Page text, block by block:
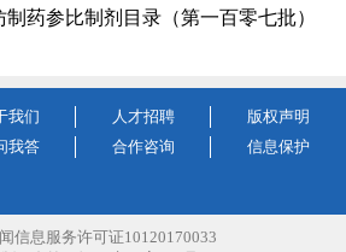
药参比制剂目录（第一百零七批）
我们 人才招聘
版权声明
我答 合作咨询
信息保护
信息服务许可证10120170033